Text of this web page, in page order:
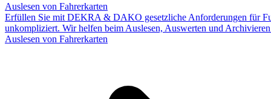
Auslesen von Fahrerkarten
Erfüllen Sie mit DEKRA & DAKO gesetzliche Anforderungen für
unkompliziert. Wir helfen beim Auslesen, Auswerten und
Auslesen von Fahrerkarten